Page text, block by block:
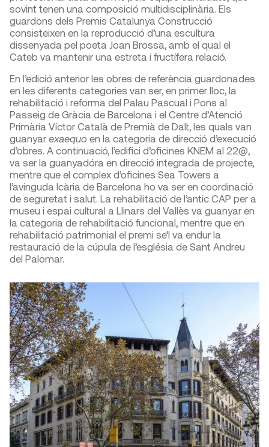
sovint tenen una composició multidisciplinària. Els
guardons dels Premis Catalunya Construcció
consisteixen en la reproducció d’una escultura
dissenyada pel poeta Joan Brossa, amb el qual el
Cateb va mantenir una estreta i fructífera relació.
En l’edició anterior les obres de referència guardonades
en les diferents categories van ser, en primer lloc, la
rehabilitació i reforma del Palau Pascual i Pons al
Passeig de Gràcia de Barcelona i el Centre d’Atenció
Primària Víctor Català de Premià de Dalt, les quals van
guanyar exaequo en la categoria de direcció d’execució
d’obres. A continuació, l’edifici d’oficines KNEM al 22@,
va ser la guanyadóra en direcció integrada de projecte,
mentre que el complex d’oficines Sea Towers a
l’avinguda Icària de Barcelona ho va ser en coordinació
de seguretat i salut. La rehabilitació de l’antic CAP per a
museu i espai cultural a Llinars del Vallès va guanyar en
la categoria de rehabilitació funcional, mentre que en
rehabilitació patrimonial el premi se’l va endur la
restauració de la cúpula de l’església de Sant Andreu
del Palomar.